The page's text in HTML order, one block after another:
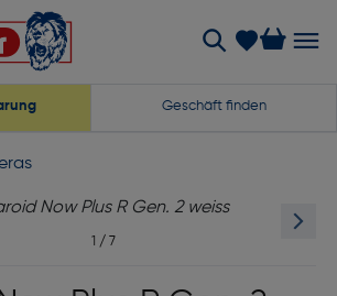
Geschäft finden
1 / 7